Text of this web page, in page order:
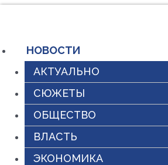
содержимому
НОВОСТИ
АКТУАЛЬНО
СЮЖЕТЫ
ОБЩЕСТВО
ВЛАСТЬ
ЭКОНОМИКА